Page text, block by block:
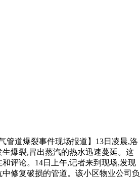
管道爆裂事件现场报道】13日凌晨,洛
爆裂,冒出蒸汽的热水迅速蔓延。这
评论。14日上午,记者来到现场,发现
修复破损的管道。该小区物业公司负